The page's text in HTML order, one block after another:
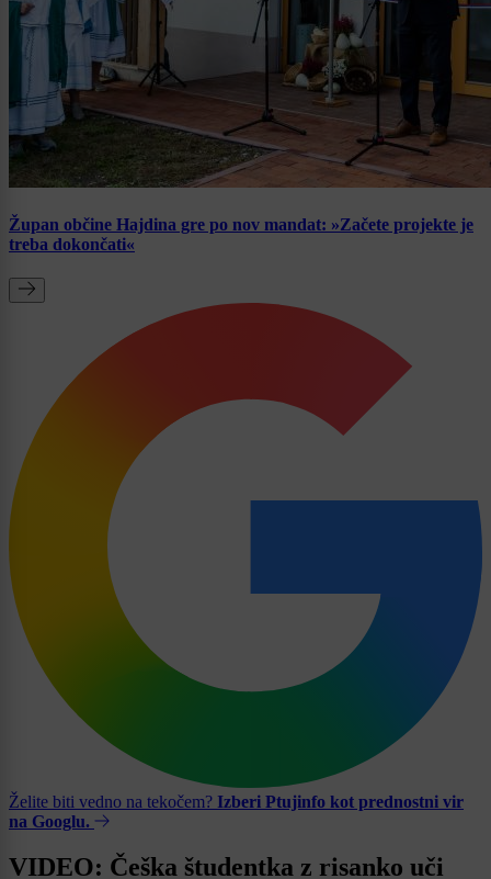
Župan občine Hajdina gre po nov mandat: »Začete projekte je
treba dokončati«
Želite biti vedno na tekočem? Izberi Ptujinfo kot prednostni vir
na Googlu.
VIDEO: Češka študentka z risanko uči